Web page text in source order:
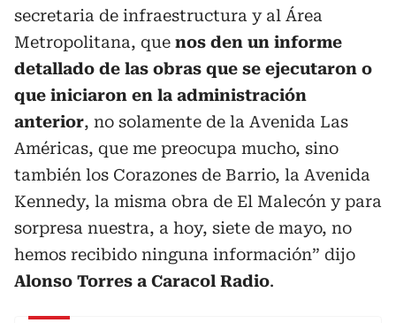
secretaria de infraestructura y al Área
Metropolitana, que nos den un informe
detallado de las obras que se ejecutaron o
que iniciaron en la administración
anterior, no solamente de la Avenida Las
Américas, que me preocupa mucho, sino
también los Corazones de Barrio, la Avenida
Kennedy, la misma obra de El Malecón y para
sorpresa nuestra, a hoy, siete de mayo, no
hemos recibido ninguna información” dijo
Alonso Torres a Caracol Radio.